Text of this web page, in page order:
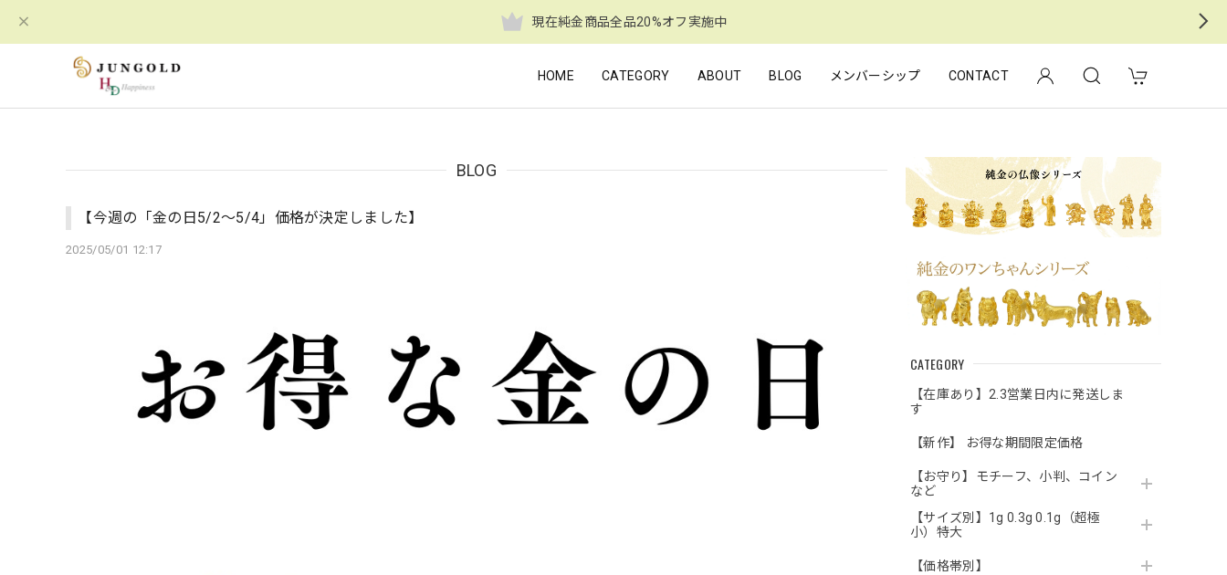
現在純金商品全品20%オフ実施中
HOME CATEGORY ABOUT BLOG メンバーシップ CONTACT
CATEGORY
【在庫あり】2.3営業日内に発送しま
す
【新作】 お得な期間限定価格
【お守り】モチーフ、小判、コイン
など
【サイズ別】1g 0.3g 0.1g（超極
小）特大
【価格帯別】
BLOG
【今週の「金の日5/2～5/4」価格が決定しました】
2025/05/01 12:17